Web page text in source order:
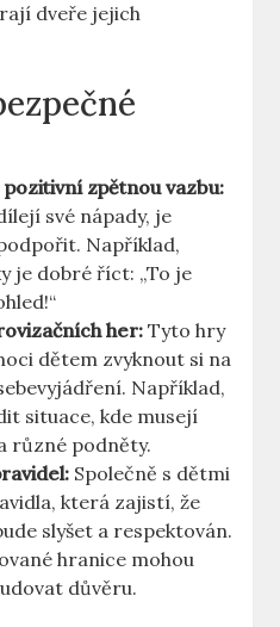
dveře jejich
zpětnou vazbu:
své nápady, je
Například,
je dobré říct: „To je
her: Tyto hry
dětem zvyknout si na
Například,
situace, kde musejí
různé podněty.
Společně s dětmi
která zajistí, že
slyšet a respektován.
hranice mohou
důvěru.